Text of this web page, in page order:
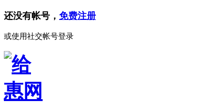
还没有帐号， 免费注册
或使用社交帐号登录